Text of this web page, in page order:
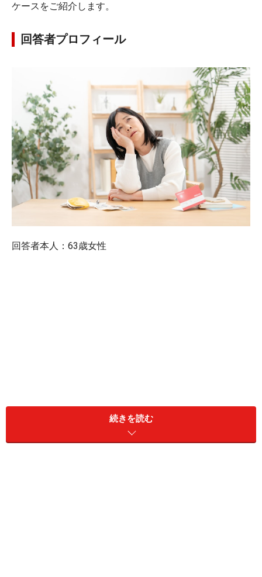
ケースをご紹介します。
回答者プロフィール
回答者本人：63歳女性
同居家族構成：本人、娘、孫
続きを読む